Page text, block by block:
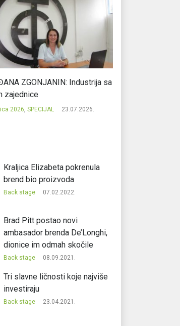
ZGONJANIN: Industrija sa
zajednice
2026, SPECIJAL 23.07.2026.
Kraljica Elizabeta pokrenula
brend bio proizvoda
Back stage 07.02.2022.
Brad Pitt postao novi
ambasador brenda De’Longhi,
dionice im odmah skočile
Back stage 08.09.2021.
Tri slavne ličnosti koje najviše
investiraju
Back stage 23.04.2021.